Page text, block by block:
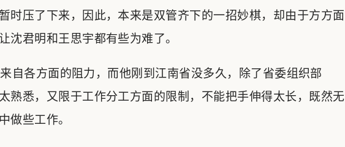
时压了下来，因此，本来是双管齐下的一招妙棋，却由于方方面
沈君明和王思宇都有些为难了。
自各方面的阻力，而他刚到江南省没多久，除了省委组织部
熟悉，又限于工作分工方面的限制，不能把手伸得太长，既然无
做些工作。